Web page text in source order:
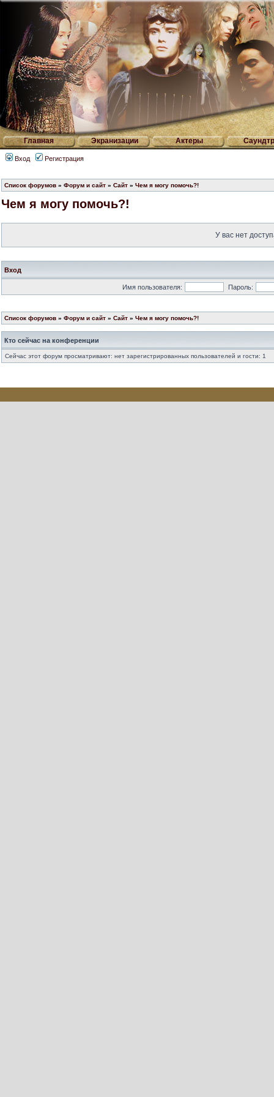
Главная Экранизации Актеры
Вход Регистрация
Список форумов » Форум и сайт » Сайт » Чем я могу помочь?!
Чем я могу помочь?!
У вас нет
Вход
Имя пользователя: Пароль:
Список форумов » Форум и сайт » Сайт » Чем я могу помочь?!
Кто сейчас на конференции
Сейчас этот форум просматривают: нет зарегистрированных пользователей и гости: 1